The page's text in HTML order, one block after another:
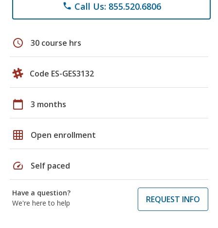
phone Call Us: 855.520.6806
schedule 30 course hrs
Code ES-GES3132
calendar_today 3 months
grid_on Open enrollment
speed Self paced
Have a question?
We're here to help
REQUEST INFO